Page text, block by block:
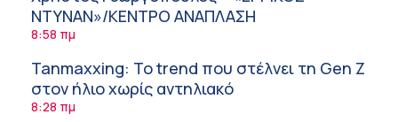
ΝΤΥΝΑΝ»/ΚΕΝΤΡΟ ΑΝΑΠΛΑΣΗ
8:58 πμ
Tanmaxxing: To trend που στέλνει τη Gen Z
στον ήλιο χωρίς αντηλιακό
8:28 πμ